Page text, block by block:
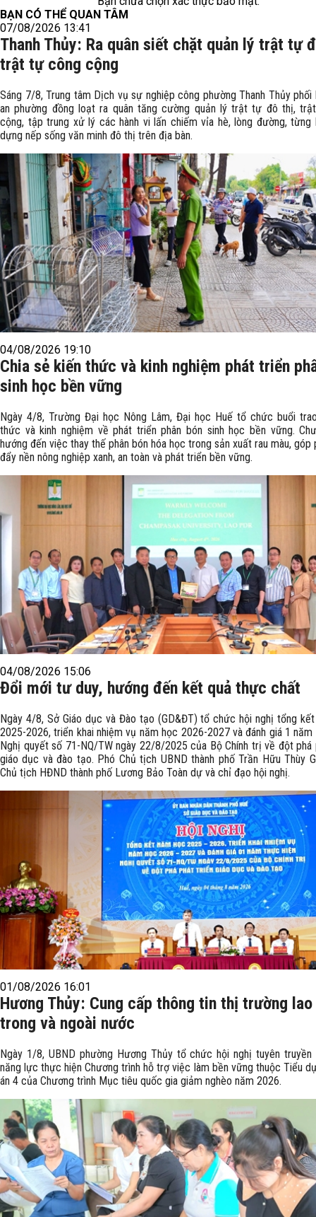
BẠN CÓ THỂ QUAN TÂM
07/08/2026 13:41
Thanh Thủy: Ra quân siết chặt quản lý trật tự
trật tự công cộng
Sáng 7/8, Trung tâm Dịch vụ sự nghiệp công phường Thanh Thủy phối
an phường đồng loạt ra quân tăng cường quản lý trật tự đô thị,
cộng, tập trung xử lý các hành vi lấn chiếm vỉa hè, lòng đường, từng
dựng nếp sống văn minh đô thị trên địa bàn.
04/08/2026 19:10
Chia sẻ kiến thức và kinh nghiệm phát triển
sinh học bền vững
Ngày 4/8, Trường Đại học Nông Lâm, Đại học Huế tổ chức buổi
thức và kinh nghiệm về phát triển phân bón sinh học bền vững.
hướng đến việc thay thế phân bón hóa học trong sản xuất rau màu, góp
đẩy nền nông nghiệp xanh, an toàn và phát triển bền vững.
04/08/2026 15:06
Đổi mới tư duy, hướng đến kết quả thực chất
Ngày 4/8, Sở Giáo dục và Đào tạo (GD&ĐT) tổ chức hội nghị tổng
2025-2026, triển khai nhiệm vụ năm học 2026-2027 và đánh giá 1
Nghị quyết số 71-NQ/TW ngày 22/8/2025 của Bộ Chính trị về đột phá
giáo dục và đào tạo. Phó Chủ tịch UBND thành phố Trần Hữu Thùy
Chủ tịch HĐND thành phố Lương Bảo Toàn dự và chỉ đạo hội nghị.
01/08/2026 16:01
Hương Thủy: Cung cấp thông tin thị trường
trong và ngoài nước
Ngày 1/8, UBND phường Hương Thủy tổ chức hội nghị tuyên truyền
năng lực thực hiện Chương trình hỗ trợ việc làm bền vững thuộc Tiểu
án 4 của Chương trình Mục tiêu quốc gia giảm nghèo năm 2026.